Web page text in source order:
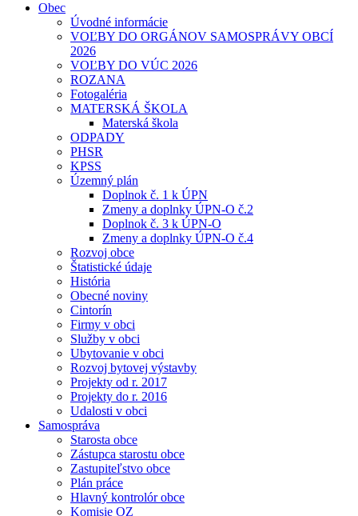
Obec
Úvodné informácie
VOĽBY DO ORGÁNOV SAMOSPRÁVY OBCÍ
2026
VOĽBY DO VÚC 2026
ROZANA
Fotogaléria
MATERSKÁ ŠKOLA
Materská škola
ODPADY
PHSR
KPSS
Územný plán
Doplnok č. 1 k ÚPN
Zmeny a doplnky ÚPN-O č.2
Doplnok č. 3 k ÚPN-O
Zmeny a doplnky ÚPN-O č.4
Rozvoj obce
Štatistické údaje
História
Obecné noviny
Cintorín
Firmy v obci
Služby v obci
Ubytovanie v obci
Rozvoj bytovej výstavby
Projekty od r. 2017
Projekty do r. 2016
Udalosti v obci
Samospráva
Starosta obce
Zástupca starostu obce
Zastupiteľstvo obce
Plán práce
Hlavný kontrolór obce
Komisie OZ